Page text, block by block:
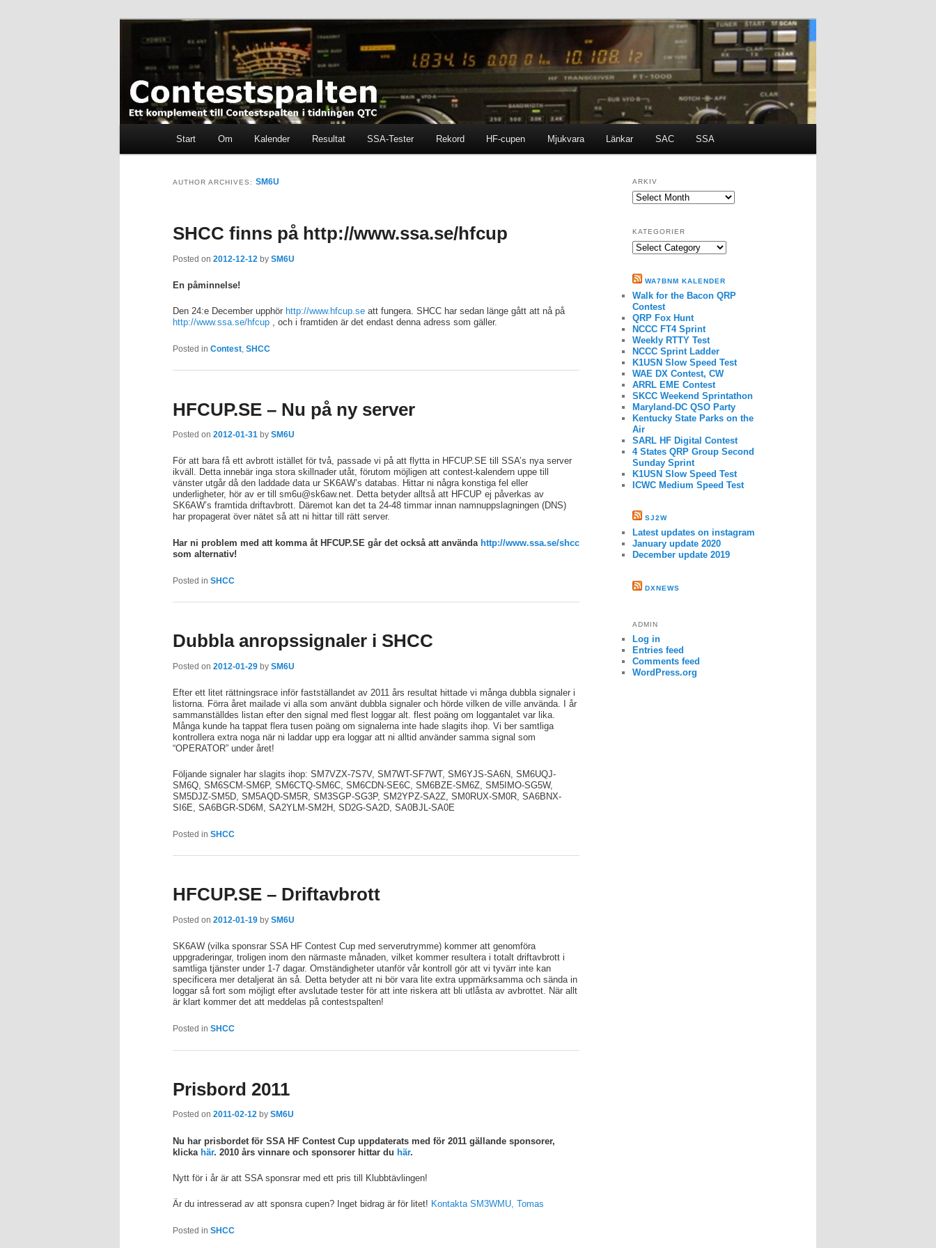
Contestspalten
Ett komplement till contestspalten i tidningen QTC
Start Om Kalender Resultat SSA-Tester Rekord HF-cupen Mjukvara Länkar SAC SSA
AUTHOR ARCHIVES: SM6U
SHCC finns på http://www.ssa.se/hfcup
Posted on 2012-12-12 by SM6U
En påminnelse!
Den 24:e December upphör http://www.hfcup.se att fungera. SHCC har sedan länge gått att nå på
http://www.ssa.se/hfcup , och i framtiden är det endast denna adress som gäller.
Posted in Contest, SHCC
HFCUP.SE – Nu på ny server
Posted on 2012-01-31 by SM6U
För att bara få ett avbrott istället för två, passade vi på att flytta in HFCUP.SE till SSA’s nya server
ikväll. Detta innebär inga stora skillnader utåt, förutom möjligen att contest-kalendern uppe till
vänster utgår då den laddade data ur SK6AW’s databas. Hittar ni några konstiga fel eller
underligheter, hör av er till sm6u@sk6aw.net. Detta betyder alltså att HFCUP ej påverkas av
SK6AW’s framtida driftavbrott. Däremot kan det ta 24-48 timmar innan namnuppslagningen (DNS)
har propagerat över nätet så att ni hittar till rätt server.
Har ni problem med att komma åt HFCUP.SE går det också att använda http://www.ssa.se/shcc
som alternativ!
Posted in SHCC
Dubbla anropssignaler i SHCC
Posted on 2012-01-29 by SM6U
Efter ett litet rättningsrace inför fastställandet av 2011 års resultat hittade vi många dubbla signaler i
listorna. Förra året mailade vi alla som använt dubbla signaler och hörde vilken de ville använda. I år
sammanställdes listan efter den signal med flest loggar alt. flest poäng om loggantalet var lika.
Många kunde ha tappat flera tusen poäng om signalerna inte hade slagits ihop. Vi ber samtliga
kontrollera extra noga när ni laddar upp era loggar att ni alltid använder samma signal som
“OPERATOR” under året!
Följande signaler har slagits ihop: SM7VZX-7S7V, SM7WT-SF7WT, SM6YJS-SA6N, SM6UQJ-
SM6Q, SM6SCM-SM6P, SM6CTQ-SM6C, SM6CDN-SE6C, SM6BZE-SM6Z, SM5IMO-SG5W,
SM5DJZ-SM5D, SM5AQD-SM5R, SM3SGP-SG3P, SM2YPZ-SA2Z, SM0RUX-SM0R, SA6BNX-
SI6E, SA6BGR-SD6M, SA2YLM-SM2H, SD2G-SA2D, SA0BJL-SA0E
Posted in SHCC
HFCUP.SE – Driftavbrott
Posted on 2012-01-19 by SM6U
SK6AW (vilka sponsrar SSA HF Contest Cup med serverutrymme) kommer att genomföra
uppgraderingar, troligen inom den närmaste månaden, vilket kommer resultera i totalt driftavbrott i
samtliga tjänster under 1-7 dagar. Omständigheter utanför vår kontroll gör att vi tyvärr inte kan
specificera mer detaljerat än så. Detta betyder att ni bör vara lite extra uppmärksamma och sända in
loggar så fort som möjligt efter avslutade tester för att inte riskera att bli utlåsta av avbrottet. När allt
är klart kommer det att meddelas på contestspalten!
Posted in SHCC
Prisbord 2011
Posted on 2011-02-12 by SM6U
Nu har prisbordet för SSA HF Contest Cup uppdaterats med för 2011 gällande sponsorer,
klicka här. 2010 års vinnare och sponsorer hittar du här.
Nytt för i år är att SSA sponsrar med ett pris till Klubbtävlingen!
Är du intresserad av att sponsra cupen? Inget bidrag är för litet! Kontakta SM3WMU, Tomas
Posted in SHCC
ARKIV
ARKIV
KATEGORIER
Kategorier
WA7BNM KALENDER
Walk for the Bacon QRP
Contest
QRP Fox Hunt
NCCC FT4 Sprint
Weekly RTTY Test
NCCC Sprint Ladder
K1USN Slow Speed Test
WAE DX Contest, CW
ARRL EME Contest
SKCC Weekend Sprintathon
Maryland-DC QSO Party
Kentucky State Parks on the
Air
SARL HF Digital Contest
4 States QRP Group Second
Sunday Sprint
K1USN Slow Speed Test
ICWC Medium Speed Test
SJ2W
Latest updates on instagram
January update 2020
December update 2019
DXNEWS
ADMIN
Log in
Entries feed
Comments feed
WordPress.org